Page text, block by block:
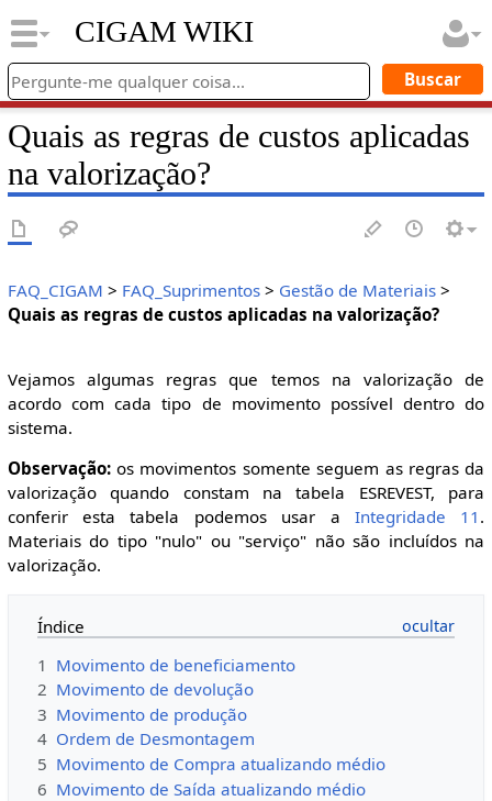
CIGAM WIKI
Quais as regras de custos aplicadas
na valorização?
FAQ_CIGAM > FAQ_Suprimentos> Gestão de Materiais>
Quais as regras de custos aplicadas na valorização?
Vejamos algumas regras que temos na valorização de
acordo com cada tipo de movimento possível dentro do
sistema.
Observação:os movimentos somente seguem as regras da
valorização quando constam na tabela ESREVEST, para
conferir esta tabela podemos usar a Integridade 11 .
Materiais do tipo "nulo" ou "serviço" não são incluídos na
valorização.
Índice
1 Movimento de beneficiamento
2 Movimento de devolução
3 Movimento de produção
4 Ordem de Desmontagem
5 Movimento de Compra atualizando médio
6 Movimento de Saída atualizando médio